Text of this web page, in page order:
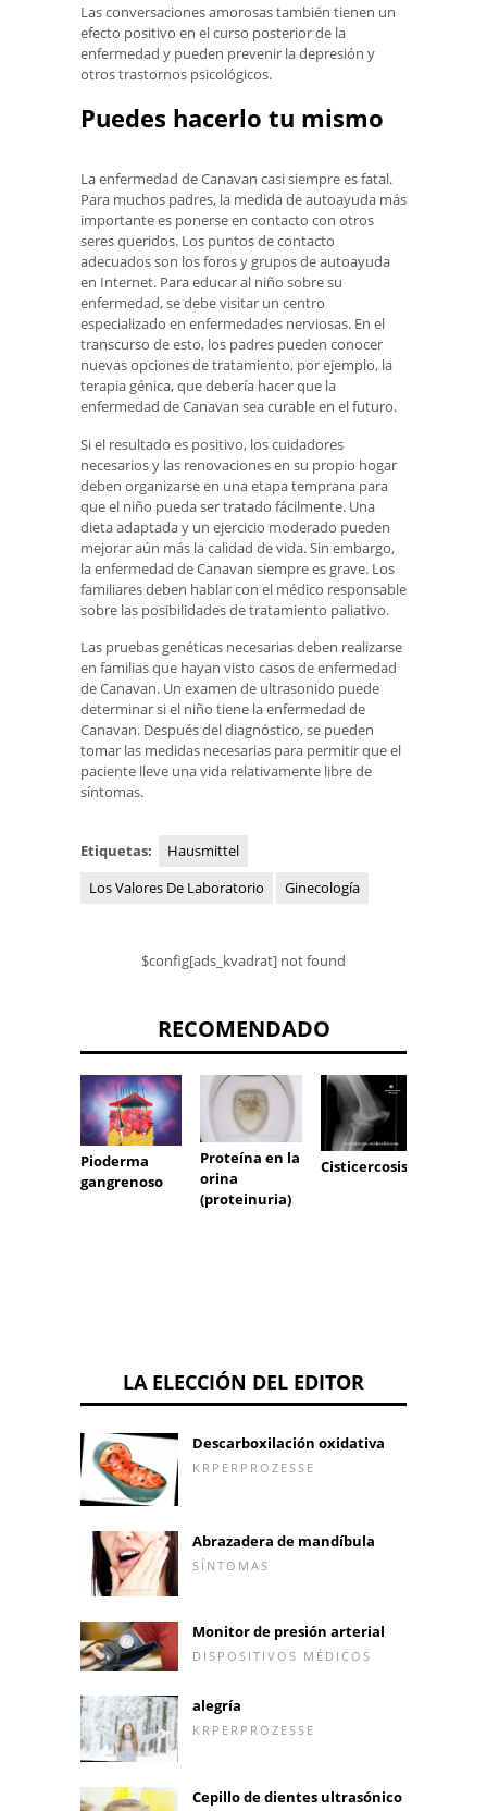
Las conversaciones amorosas también tienen un
efecto positivo en el curso posterior de la
enfermedad y pueden prevenir la depresión y
otros trastornos psicológicos.
Puedes hacerlo tu mismo
La enfermedad de Canavan casi siempre es fatal.
Para muchos padres, la medida de autoayuda más
importante es ponerse en contacto con otros
seres queridos. Los puntos de contacto
adecuados son los foros y grupos de autoayuda
en Internet. Para educar al niño sobre su
enfermedad, se debe visitar un centro
especializado en enfermedades nerviosas. En el
transcurso de esto, los padres pueden conocer
nuevas opciones de tratamiento, por ejemplo, la
terapia génica, que debería hacer que la
enfermedad de Canavan sea curable en el futuro.
Si el resultado es positivo, los cuidadores
necesarios y las renovaciones en su propio hogar
deben organizarse en una etapa temprana para
que el niño pueda ser tratado fácilmente. Una
dieta adaptada y un ejercicio moderado pueden
mejorar aún más la calidad de vida. Sin embargo,
la enfermedad de Canavan siempre es grave. Los
familiares deben hablar con el médico responsable
sobre las posibilidades de tratamiento paliativo.
Las pruebas genéticas necesarias deben realizarse
en familias que hayan visto casos de enfermedad
de Canavan. Un examen de ultrasonido puede
determinar si el niño tiene la enfermedad de
Canavan. Después del diagnóstico, se pueden
tomar las medidas necesarias para permitir que el
paciente lleve una vida relativamente libre de
síntomas.
Etiquetas:
Hausmittel
Los Valores De Laboratorio
Ginecología
$config[ads_kvadrat] not found
RECOMENDADO
Pioderma
gangrenoso
Proteína en la
orina
(proteinuria)
Cisticercosis
LA ELECCIÓN DEL EDITOR
Descarboxilación oxidativa
KRPERPROZESSE
Abrazadera de mandíbula
SÍNTOMAS
Monitor de presión arterial
DISPOSITIVOS MÉDICOS
alegría
KRPERPROZESSE
Cepillo de dientes ultrasónico